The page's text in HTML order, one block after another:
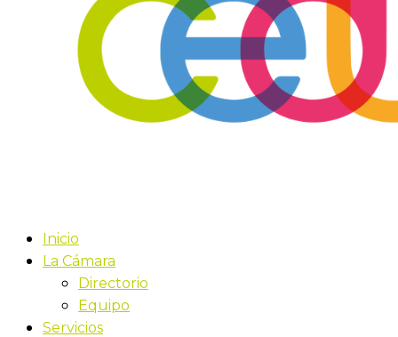
Inicio
La Cámara
Directorio
Equipo
Servicios